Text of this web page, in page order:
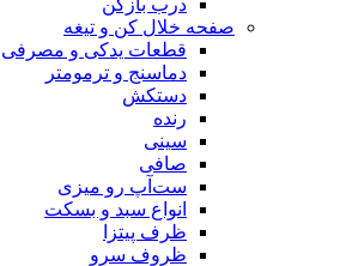
درب بازکن
صفحه خلال کن و تیغه
قطعات یدکی و مصرفی
دماسنج و ترمومتر
دستکش
رنده
سینی
صافی
ست‌آپ رو میزی
انواع سبد و بسکت
ظرف پیتزا
ظروف سرو